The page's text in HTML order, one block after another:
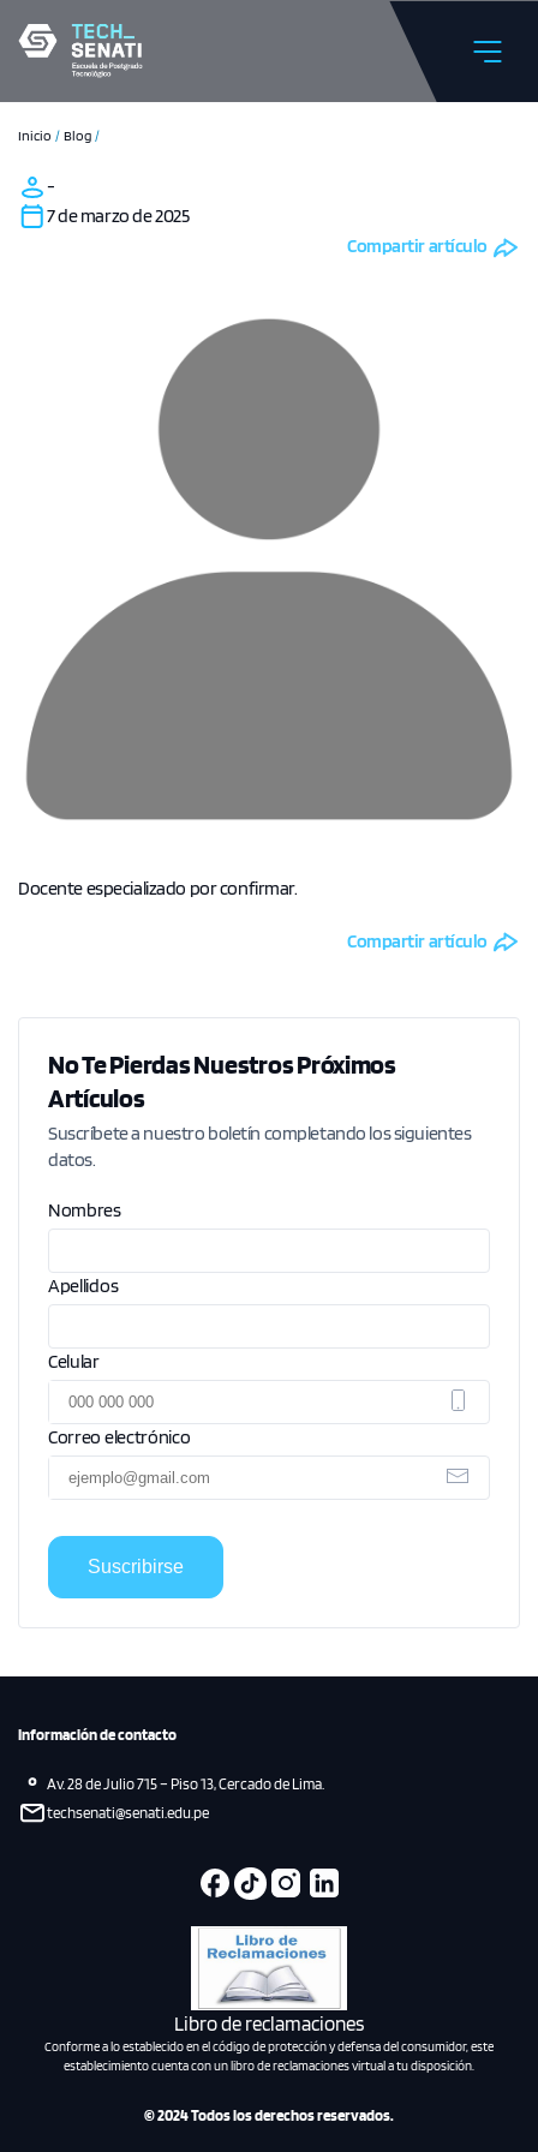
Inicio / Blog /
-
7 de marzo de 2025
Compartir artículo
Docente especializado por confirmar.
Compartir artículo
No Te Pierdas Nuestros Próximos
Artículos
Suscríbete a nuestro boletín completando los siguientes
datos.
Nombres
Apellidos
Celular
Correo electrónico
Suscribirse
Información de contacto
Av. 28 de Julio 715 – Piso 13, Cercado de Lima.
techsenati@senati.edu.pe
Libro de reclamaciones
Conforme a lo establecido en el código de protección y defensa del consumidor, este
establecimiento cuenta con un libro de reclamaciones virtual a tu disposición.
© 2024 Todos los derechos reservados.